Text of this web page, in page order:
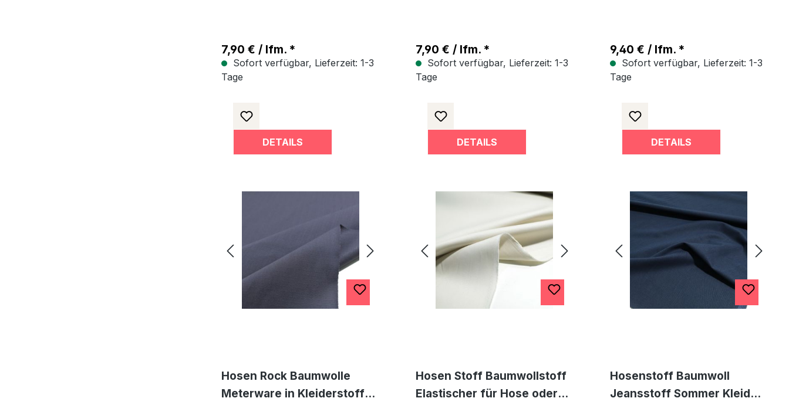
7,90 € / lfm. *
Sofort verfügbar, Lieferzeit: 1-3
Tage
DETAILS
7,90 € / lfm. *
Sofort verfügbar, Lieferzeit: 1-3
Tage
DETAILS
9,40 € / lfm. *
Sofort verfügbar, Lieferzeit: 1-3
Tage
DETAILS
Hosen Rock Baumwolle
Meterware in Kleiderstoff
Hosen Stoff Baumwollstoff
Elastischer für Hose oder
Hosenstoff Baumwoll
Jeansstoff Sommer Kleid